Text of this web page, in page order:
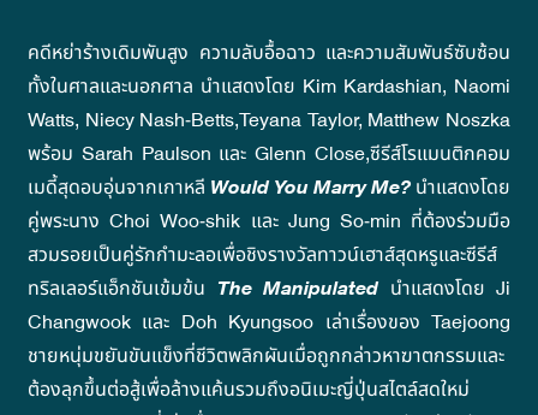
คดีหย่าร้างเดิมพันสูง ความลับอื้อฉาว และความสัมพันธ์ซับซ้อน
ทั้งในศาลและนอกศาล นำแสดงโดย Kim Kardashian, Naomi
Watts, Niecy Nash-Betts,Teyana Taylor, Matthew Noszka
พร้อม Sarah Paulson และ Glenn Close,ซีรีส์โรแมนติกคอม
เมดี้สุดอบอุ่นจากเกาหลี Would You Marry Me? นำแสดงโดย
คู่พระนาง Choi Woo-shik และ Jung So-min ที่ต้องร่วมมือ
สวมรอยเป็นคู่รักกำมะลอเพื่อชิงรางวัลทาวน์เฮาส์สุดหรูและซีรีส์
ทริลเลอร์แอ็กชันเข้มข้น The Manipulated นำแสดงโดย Ji
Changwook และ Doh Kyungsoo เล่าเรื่องของ Taejoong
ชายหนุ่มขยันขันแข็งที่ชีวิตพลิกผันเมื่อถูกกล่าวหาฆาตกรรมและ
ต้องลุกขึ้นต่อสู้เพื่อล้างแค้นรวมถึงอนิเมะญี่ปุ่นสไตล์สดใหม่